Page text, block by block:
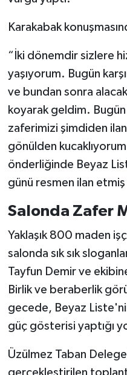
Karakabak
“İki dönemdir sizlere
yaşıyorum. Bugün
ve bundan sonra
koyarak geldim.
zaferimizi şimdiden
gönülden
önderliğinde Beyaz
günü resmen ilan etmiş
Salonda Zafer
Yaklaşık 800 maden
salonda sık sık
Tayfun Demir ve
Birlik ve beraberlik
gecede, Beyaz
güç gösterisi yaptığı
Üzülmez Taban
gerçekleştirilen